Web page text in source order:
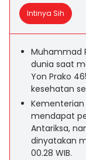
Intinya Sih
Muhammad
dunia saat
Yon Prako
kesehatan
mendapat
Antariksa,
dinyatakan
00.28 WIB.